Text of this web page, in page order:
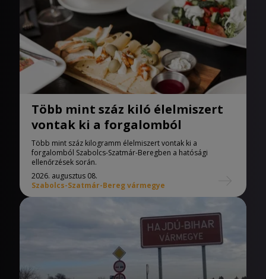
Több mint száz kiló élelmiszert
vontak ki a forgalomból
Több mint száz kilogramm élelmiszert vontak ki a
forgalomból Szabolcs-Szatmár-Beregben a hatósági
ellenőrzések során.
2026. augusztus 08.
Szabolcs-Szatmár-Bereg vármegye